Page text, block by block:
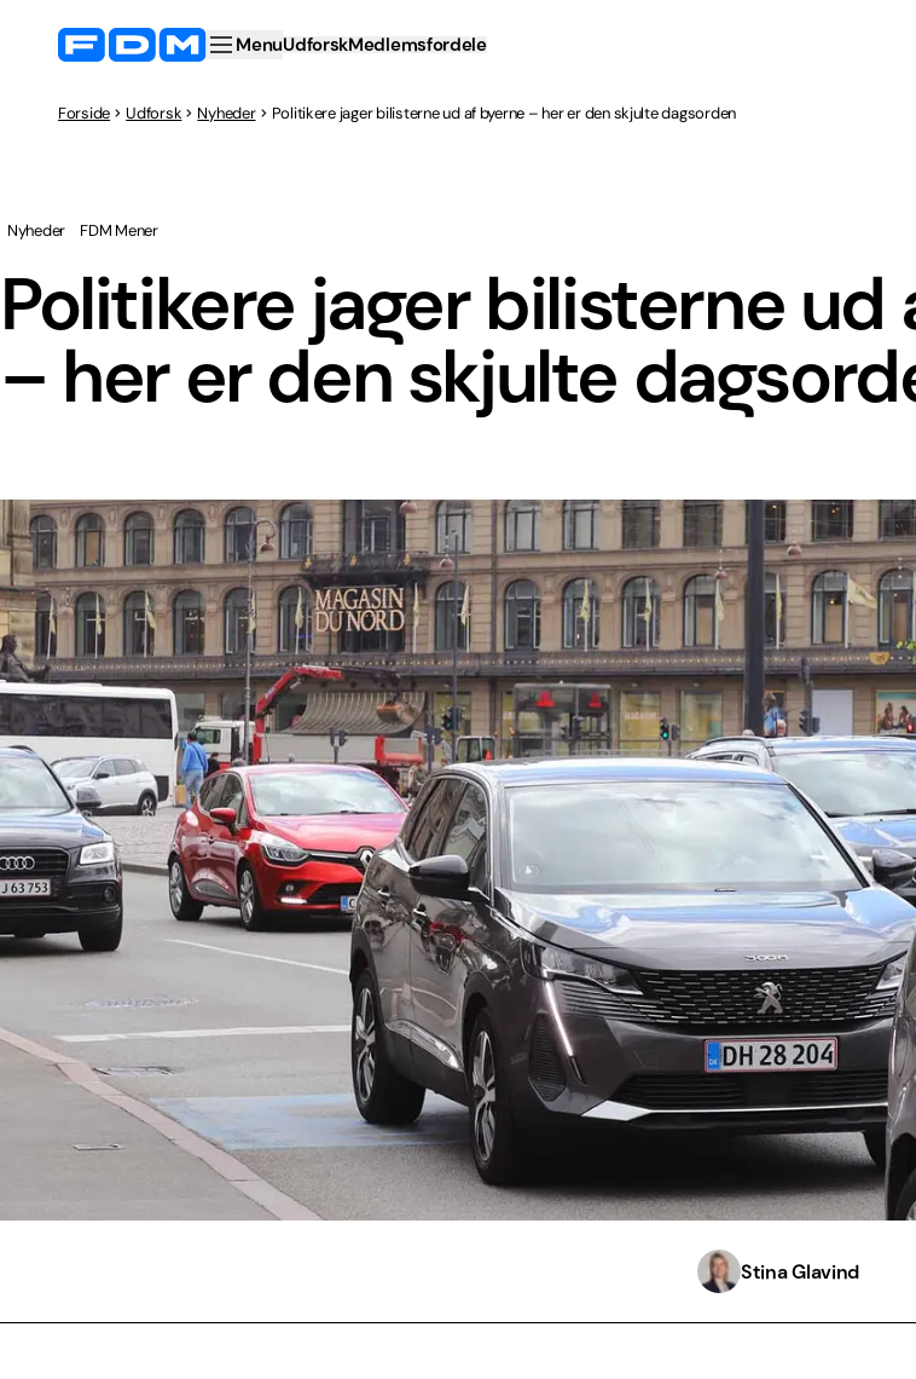
MenuUdforskMedlemsfordele
Forside Udforsk Nyheder Politikere jager bilisterne ud af byerne – her er den skjulte dagsorden
Politikere jager bilisterne ud
– her er den skjulte
Nyheder FDM Mener
Stina Glavind